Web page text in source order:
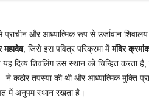
और आध्यात्मिक रूप से उर्जावान
महादेव, जिसे इस पवित्र परिक्रमा मेंमंदिर
यह दिव्य शिवलिंग उस स्थान को चिन्हित करता
कठोर तपस्या की थी और आध्यात्मिक मुक्ति
में अनुपम स्थान रखता है।